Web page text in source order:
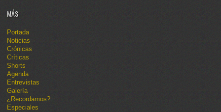
MÁS
Portada
Noticias
Crónicas
Críticas
Shorts
Agenda
Entrevistas
Galería
¿Recordamos?
Especiales